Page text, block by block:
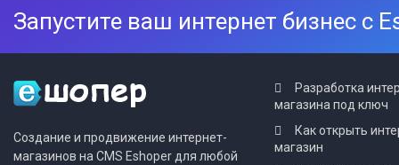
Запустите ваш интернет бизнес с
Создание и продвижение интернет-
магазинов на CMS Eshoper для любой
Разработка
магазина под ключ
Как открыть
магазин